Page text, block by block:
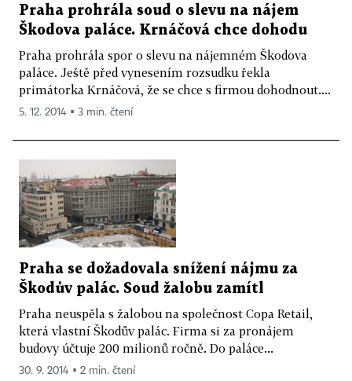
Praha prohrála soud o slevu na nájem
Škodova paláce. Krnáčová chce dohodu
Praha prohrála spor o slevu na nájemném Škodova
paláce. Ještě před vynesením rozsudku řekla
primátorka Krnáčová, že se chce s firmou dohodnout....
5. 12. 2014 ▪ 3 min. čtení
Praha se dožadovala snížení nájmu za
Škodův palác. Soud žalobu zamítl
Praha neuspěla s žalobou na společnost Copa Retail,
která vlastní Škodův palác. Firma si za pronájem
budovy účtuje 200 milionů ročně. Do paláce...
30. 9. 2014 ▪ 2 min. čtení